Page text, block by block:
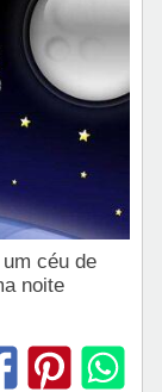
céu de
noite